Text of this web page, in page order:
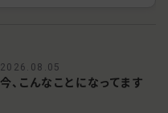
2026.08.05
今、こんなことになってます